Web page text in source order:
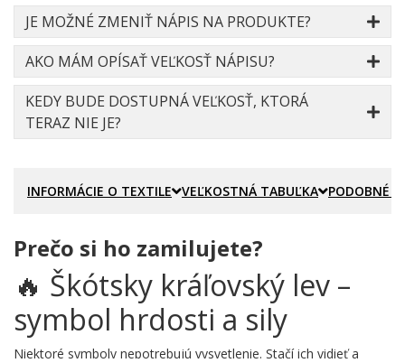
JE MOŽNÉ ZMENIŤ NÁPIS NA PRODUKTE?
AKO MÁM OPÍSAŤ VEĽKOSŤ NÁPISU?
KEDY BUDE DOSTUPNÁ VEĽKOSŤ, KTORÁ
TERAZ NIE JE?
INFORMÁCIE O TEXTILE VEĽKOSTNÁ TABUĽKA PODOBNÉ
Prečo si ho zamilujete?
🔥 Škótsky kráľovský lev –
symbol hrdosti a sily
Niektoré symboly nepotrebujú vysvetlenie. Stačí ich vidieť a